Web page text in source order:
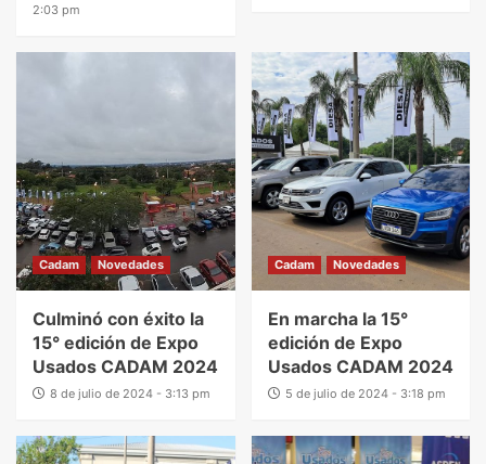
2:03 pm
Cadam Novedades
Culminó con éxito la
15° edición de Expo
Usados CADAM 2024
8 de julio de 2024 - 3:13 pm
Cadam Novedades
En marcha la 15°
edición de Expo
Usados CADAM 2024
5 de julio de 2024 - 3:18 pm